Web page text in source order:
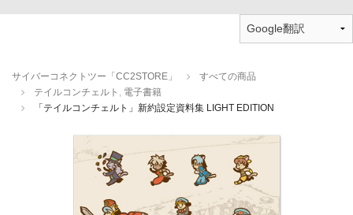
サイバーコネクトツー「CC2STORE」
すべての商品
テイルコンチェルト , 電子書籍
「テイルコンチェルト」新約設定資料集 LIGHT EDITION